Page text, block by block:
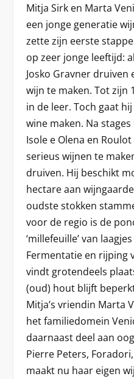
Mitja Sirk en Marta
een jonge generatie
zette zijn eerste
op zeer jonge leeftijd:
Josko Gravner
wijn te maken. Tot zijn
in de leer. Toch gaat
wine maken. Na
Isole e Olena en
serieus wijnen te
druiven. Hij beschikt
hectare aan
oudste stokken
voor de regio is de
‘millefeuille’ van
Fermentatie en rijping
vindt grotendeels
(oud) hout blijft
Mitja’s vriendin Marta
het familiedomein
daarnaast deel aan
Pierre Peters,
maakt nu haar eigen